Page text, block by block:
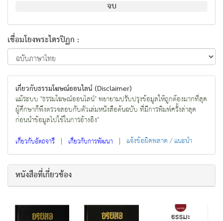
จบ
เชื่อมโยงพระไตรปิฏก :
เกี่ยวกับธรรมโฆษณ์ออนไลน์ (Disclaimer)
แม้ระบบ "ธรรมโฆษณ์ออนไลน์" พยายามปรับปรุงข้อมูลให้ถูกต้องมากที่สุด
ผู้ศึกษาก็พึงตรวจสอบกับตัวเล่มหนังสือต้นฉบับ ที่มีการพิมพ์ครั้งล่าสุด
ก่อนนำข้อมูลไปใช้ในการอ้างอิง"
เกี่ยวกับอัตถจารี | เกี่ยวกับการพัฒนา | แจ้งข้อผิดพลาด / แนะนำ
หนังสือที่เกี่ยวข้อง